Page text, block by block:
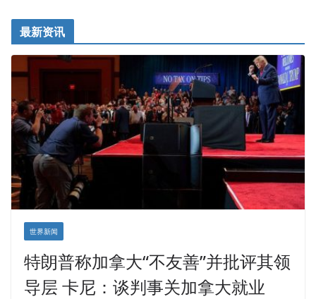
最新资讯
世界新闻
特朗普称加拿大“不友善”并批评其领
导层 卡尼：谈判事关加拿大就业